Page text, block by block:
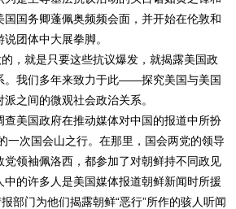
国务卿蓬佩奥频频会面，并开始在伦敦和
团体中大展拳脚。
的，就是只要这些抗议爆发，就揭露美国政
。我们多年来致力于此——探究美国与美国
之间的微观社会政治关系。
查美国政府在推动媒体对中国的报道中所扮
一次国会山之行。在那里，国会两党的领导
党领袖佩洛西，都参加了对朝鲜持不同政见
的许多人是美国媒体报道朝鲜新闻时所援
部门为他们揭露朝鲜“恶行”所作的骇人听闻